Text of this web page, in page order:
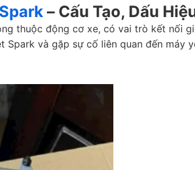
– Cấu Tạo, Dấu
thuộc động cơ xe, có vai trò kết nối
Spark và gặp sự cố liên quan đến